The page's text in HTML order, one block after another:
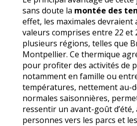
sans doute la montée des
effet, les maximales devraient
valeurs comprises entre 22 et
plusieurs régions, telles que
Montpellier. Ce thermique
pour profiter des activités de
notamment en famille ou
températures, nettement au-
normales saisonnières,
ressentir un avant-goût
personnes vers les parcs et